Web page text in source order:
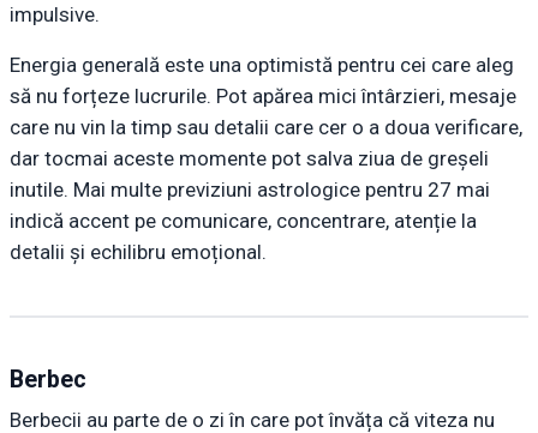
impulsive.
Energia generală este una optimistă pentru cei care aleg
să nu forțeze lucrurile. Pot apărea mici întârzieri, mesaje
care nu vin la timp sau detalii care cer o a doua verificare,
dar tocmai aceste momente pot salva ziua de greșeli
inutile. Mai multe previziuni astrologice pentru 27 mai
indică accent pe comunicare, concentrare, atenție la
detalii și echilibru emoțional.
Berbec
Berbecii au parte de o zi în care pot învăța că viteza nu